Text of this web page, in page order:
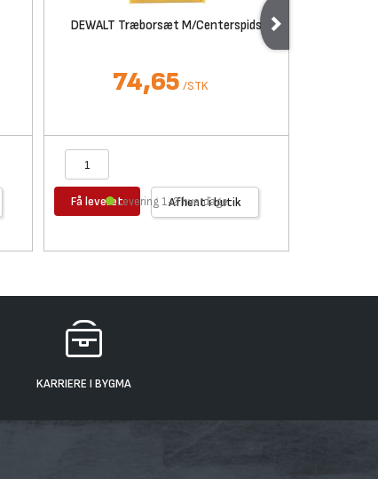
DEWALT Træborsæt M/Centerspids
74,65 /STK
Få leveret Afhent i butik
Levering 1-2 hverdage
KARRIERE I BYGMA